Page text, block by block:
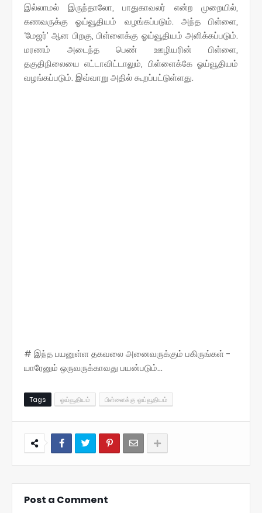
இல்லாமல் இருந்தாலோ, பாதுகாவலர் என்ற முறையில்,
கணவருக்கு ஓய்வூதியம் வழங்கப்படும். அந்த பிள்ளை,
‘மேஜர்’ ஆன பிறகு, பிள்ளைக்கு ஓய்வூதியம் அளிக்கப்படும்.
மரணம் அடைந்த பெண் ஊழியரின் பிள்ளை,
தகுதிநிலையை எட்டாவிட்டாலும், பிள்ளைக்கே ஓய்வூதியம்
வழங்கப்படும். இவ்வாறு அதில் கூறப்பட்டுள்ளது.
# இந்த பயனுள்ள தகவலை அனைவருக்கும் பகிருங்கள் -
யாரேனும் ஒருவருக்காவது பயன்படும்...
Tags ஓய்வூதியம் பிள்ளைக்கு ஓய்வூதியம்
Post a Comment